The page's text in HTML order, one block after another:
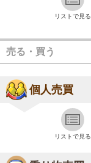
リストで見る
売る・買う
個人売買
リストで見る